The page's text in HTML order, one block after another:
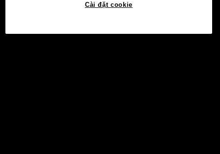
Cài đặt cookie